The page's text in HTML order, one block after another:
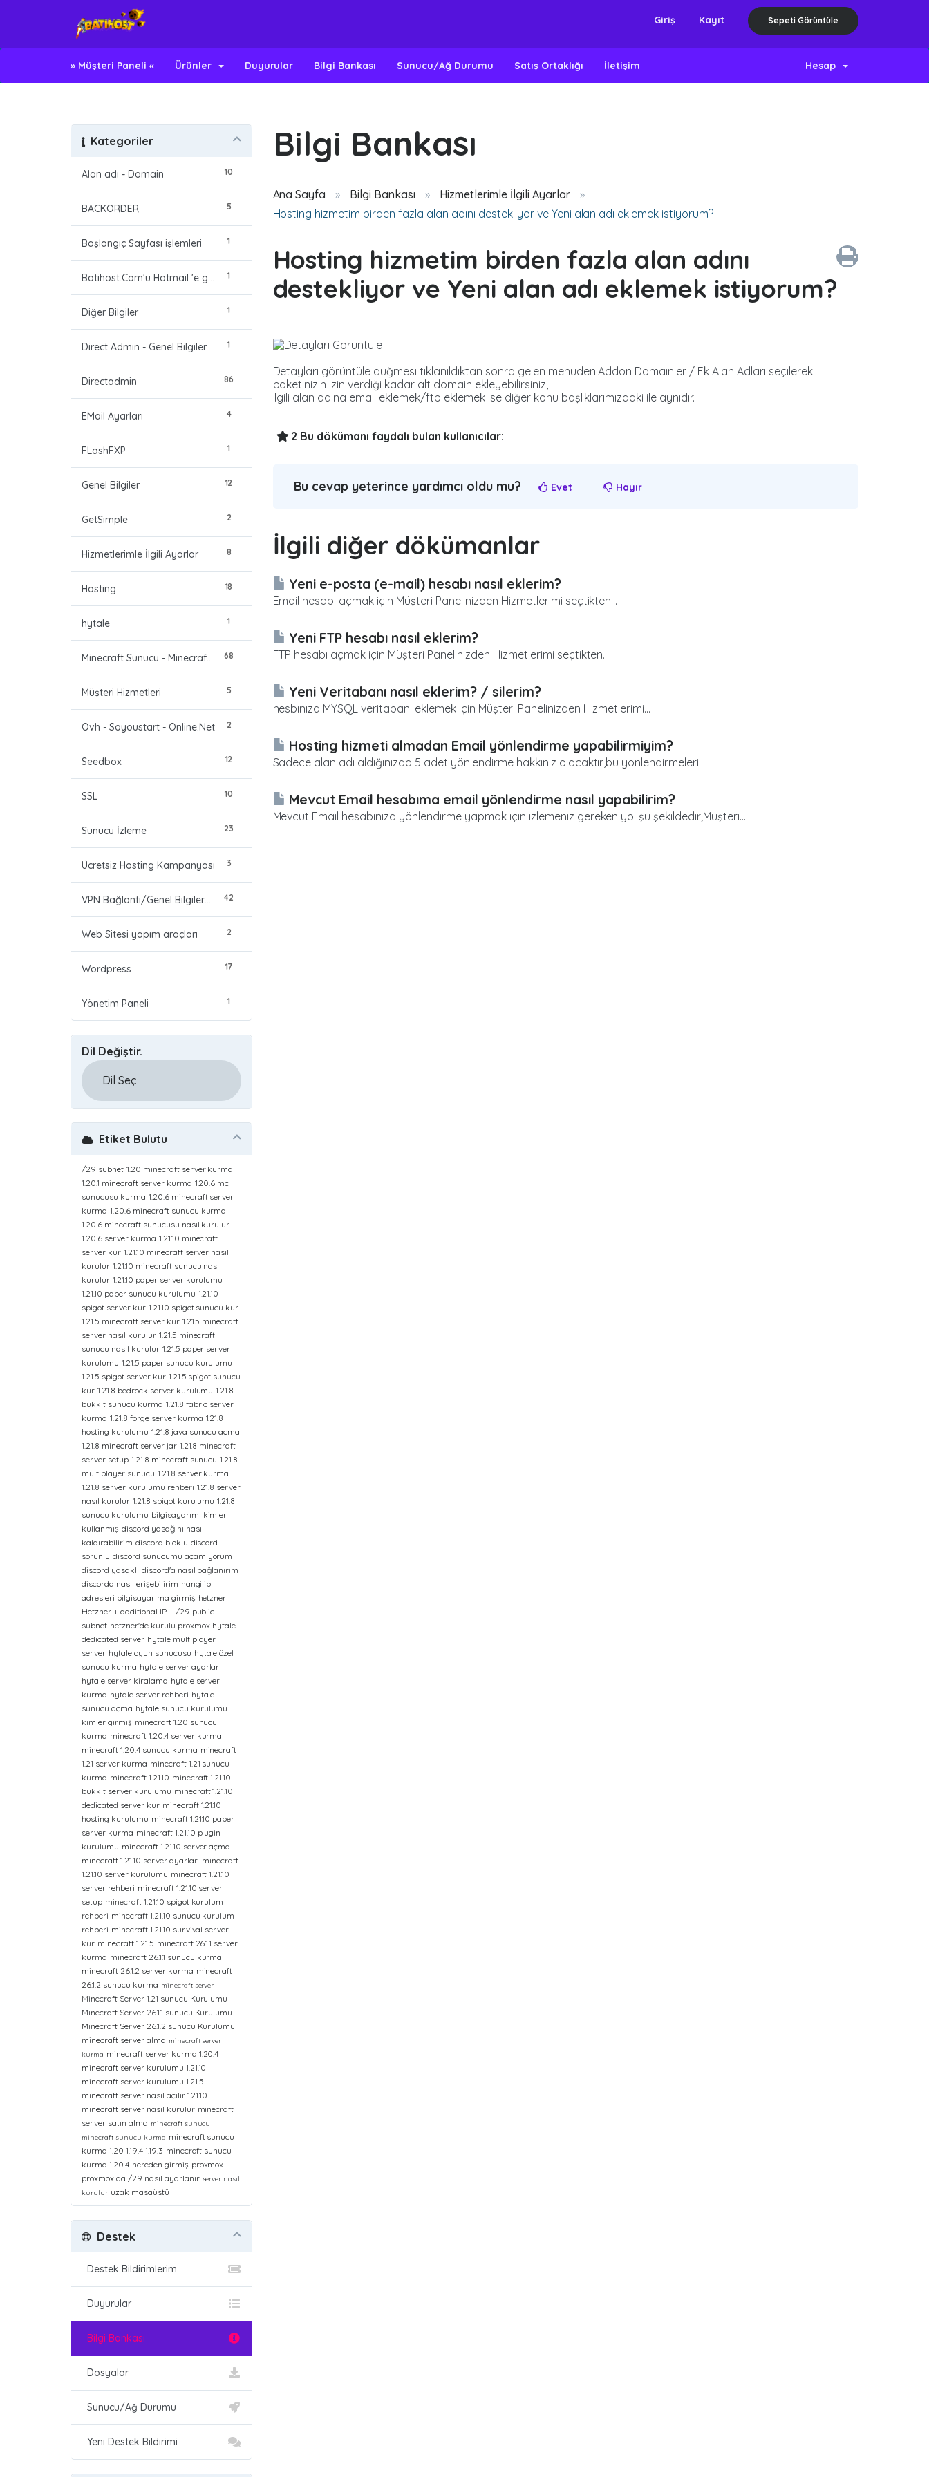
Giriş Kayıt Sepeti Görüntüle
» Müşteri Paneli « Ürünler Duyurular Bilgi Bankası Sunucu/Ağ Durumu Satış Ortaklığı İletişim Hesap
Bilgi Bankası
Ana Sayfa Bilgi Bankası
Hizmetlerimle İlgili Ayarlar
Hosting hizmetim birden fazla alan adını destekliyor ve Yeni alan adı eklemek istiyorum?
Kategoriler
10
Alan adı - Domain
5
BACKORDER
1
Başlangıç Sayfası işlemleri
1
1
Diğer Bilgiler
1
Direct Admin - Genel Bilgiler
86
Directadmin
4
EMail Ayarları
1
FLashFXP
12
Genel Bilgiler
2
GetSimple
8
Hizmetlerimle İlgili Ayarlar
18
Hosting
1
hytale
68
Minecraft Sunucu - Minecraft Server
5
Müşteri Hizmetleri
2
Ovh - Soyoustart - Online.Net
12
Seedbox
10
SSL
23
Sunucu İzleme
3
Ücretsiz Hosting Kampanyası
42
VPN Bağlantı/Genel Bilgiler/Problemler
2
Web Sitesi yapım araçları
17
Wordpress
1
Yönetim Paneli
Dil Değiştir.
Hosting hizmetim birden fazla alan adını
destekliyor ve Yeni alan adı eklemek istiyorum?
Detayları görüntüle düğmesi tıklanıldıktan sonra gelen menüden Addon Domainler / Ek Alan Adları seçilerek
paketinizin izin verdiği kadar alt domain ekleyebilirsiniz,
ilgili alan adına email eklemek/ftp eklemek ise diğer konu başlıklarımızdaki ile aynıdır.
2 Bu dökümanı faydalı bulan kullanıcılar:
Bu cevap yeterince yardımcı oldu mu? Evet Hayır
İlgili diğer dökümanlar
Yeni e-posta (e-mail) hesabı nasıl eklerim?
Email hesabı açmak için Müşteri Panelinizden Hizmetlerimi seçtikten...
Yeni FTP hesabı nasıl eklerim?
FTP hesabı açmak için Müşteri Panelinizden Hizmetlerimi seçtikten...
Yeni Veritabanı nasıl eklerim? / silerim?
hesbınıza MYSQL veritabanı eklemek için Müşteri Panelinizden Hizmetlerimi...
Hosting hizmeti almadan Email yönlendirme yapabilirmiyim?
Sadece alan adı aldığınızda 5 adet yönlendirme hakkınız olacaktır,bu yönlendirmeleri...
Mevcut Email hesabıma email yönlendirme nasıl yapabilirim?
Mevcut Email hesabınıza yönlendirme yapmak için izlemeniz gereken yol şu şekildedir;Müşteri...
Etiket Bulutu
/29 subnet 1.20 minecraft server kurma
1.20.1 minecraft server kurma 1.20.6 mc
sunucusu kurma 1.20.6 minecraft server
kurma 1.20.6 minecraft sunucu kurma
1.20.6 minecraft sunucusu nasıl kurulur
1.20.6 server kurma 1.21.10 minecraft
server kur 1.21.10 minecraft server nasıl
kurulur 1.21.10 minecraft sunucu nasıl
kurulur 1.21.10 paper server kurulumu
1.21.10 paper sunucu kurulumu 1.21.10
spigot server kur 1.21.10 spigot sunucu kur
1.21.5 minecraft server kur 1.21.5 minecraft
server nasıl kurulur 1.21.5 minecraft
sunucu nasıl kurulur 1.21.5 paper server
kurulumu 1.21.5 paper sunucu kurulumu
1.21.5 spigot server kur 1.21.5 spigot sunucu
kur 1.21.8 bedrock server kurulumu 1.21.8
bukkit sunucu kurma 1.21.8 fabric server
kurma 1.21.8 forge server kurma 1.21.8
hosting kurulumu 1.21.8 java sunucu açma
1.21.8 minecraft server jar 1.21.8 minecraft
server setup 1.21.8 minecraft sunucu 1.21.8
multiplayer sunucu 1.21.8 server kurma
1.21.8 server kurulumu rehberi 1.21.8 server
nasıl kurulur 1.21.8 spigot kurulumu 1.21.8
sunucu kurulumu bilgisayarımı kimler
kullanmış discord yasağını nasıl
kaldırabilirim discord bloklu discord
sorunlu discord sunucumu açamıyorum
discord yasaklı discord'a nasıl bağlanırım
discorda nasıl erişebilirim hangi ip
adresleri bilgisayarıma girmiş hetzner
Hetzner + additional IP + /29 public
subnet hetzner'de kurulu proxmox hytale
dedicated server hytale multiplayer
server hytale oyun sunucusu hytale özel
sunucu kurma hytale server ayarları
hytale server kiralama hytale server
kurma hytale server rehberi hytale
sunucu açma hytale sunucu kurulumu
kimler girmiş minecraft 1.20 sunucu
kurma minecraft 1.20.4 server kurma
minecraft 1.20.4 sunucu kurma minecraft
1.21 server kurma minecraft 1.21 sunucu
kurma minecraft 1.21.10 minecraft 1.21.10
bukkit server kurulumu minecraft 1.21.10
dedicated server kur minecraft 1.21.10
hosting kurulumu minecraft 1.21.10 paper
server kurma minecraft 1.21.10 plugin
kurulumu minecraft 1.21.10 server açma
minecraft 1.21.10 server ayarları minecraft
1.21.10 server kurulumu minecraft 1.21.10
server rehberi minecraft 1.21.10 server
setup minecraft 1.21.10 spigot kurulum
rehberi minecraft 1.21.10 sunucu kurulum
rehberi minecraft 1.21.10 survival server
kur minecraft 1.21.5 minecraft 26.1.1 server
kurma minecraft 26.1.1 sunucu kurma
minecraft 26.1.2 server kurma minecraft
26.1.2 sunucu kurma minecraft server
Minecraft Server 1.21 sunucu Kurulumu
Minecraft Server 26.1.1 sunucu Kurulumu
Minecraft Server 26.1.2 sunucu Kurulumu
minecraft server alma minecraft server
kurma minecraft server kurma 1.20.4
minecraft server kurulumu 1.21.10
minecraft server kurulumu 1.21.5
minecraft server nasıl açılır 1.21.10
minecraft server nasıl kurulur minecraft
server satın alma minecraft sunucu
minecraft sunucu kurma minecraft sunucu
kurma 1.20 1.19.4 1.19.3 minecraft sunucu
kurma 1.20.4 nereden girmiş proxmox
proxmox da /29 nasıl ayarlanır server nasıl
kurulur uzak masaüstü
Destek
Destek Bildirimlerim
Duyurular
Bilgi Bankası
Dosyalar
Sunucu/Ağ Durumu
Yeni Destek Bildirimi